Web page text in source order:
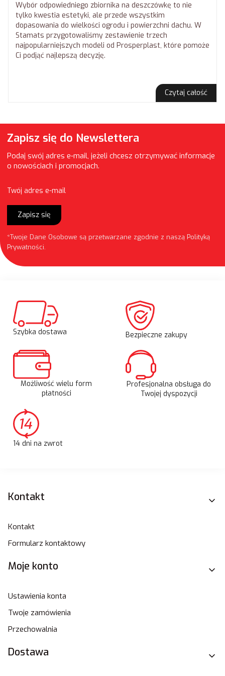
Wybór odpowiedniego zbiornika na deszczówkę to nie
tylko kwestia estetyki, ale przede wszystkim
dopasowania do wielkości ogrodu i powierzchni dachu. W
Stamats przygotowaliśmy zestawienie trzech
najpopularniejszych modeli od Prosperplast, które pomoże
Ci podjąć najlepszą decyzję.
Czytaj całość
Zapisz się do Newslettera
Podaj swój adres e-mail, jeżeli chcesz otrzymywać informacje
o nowościach i promocjach.
Twój adres e-mail
Zapisz się
*Twoje Dane Osobowe są przetwarzane zgodnie z naszą Polityką
Prywatności.
Szybka dostawa Bezpieczne zakupy
Możliwość wielu form
płatności
Profesjonalna obsługa do
Twojej dyspozycji
14 dni na zwrot
Linki w stopce
Kontakt
Kontakt
Formularz kontaktowy
Moje konto
Ustawienia konta
Twoje zamówienia
Przechowalnia
Dostawa